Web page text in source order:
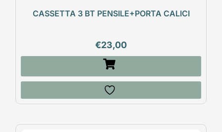
CASSETTA 3 BT PENSILE+PORTA CALICI
€23,00